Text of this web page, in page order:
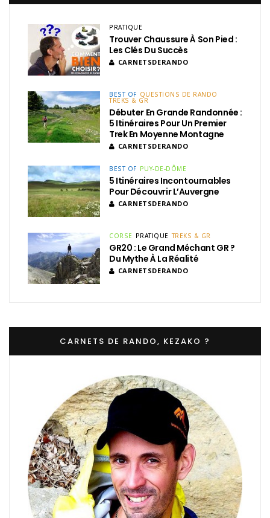
PRATIQUE
Trouver Chaussure À Son Pied :
Les Clés Du Succès
CARNETSDERANDO
BEST OF QUESTIONS DE RANDO
TREKS & GR
Débuter En Grande Randonnée :
5 Itinéraires Pour Un Premier
Trek En Moyenne Montagne
CARNETSDERANDO
BEST OF PUY-DE-DÔME
5 Itinéraires Incontournables
Pour Découvrir L’Auvergne
CARNETSDERANDO
CORSE PRATIQUE TREKS & GR
GR20 : Le Grand Méchant GR ?
Du Mythe À La Réalité
CARNETSDERANDO
CARNETS DE RANDO, KEZAKO ?